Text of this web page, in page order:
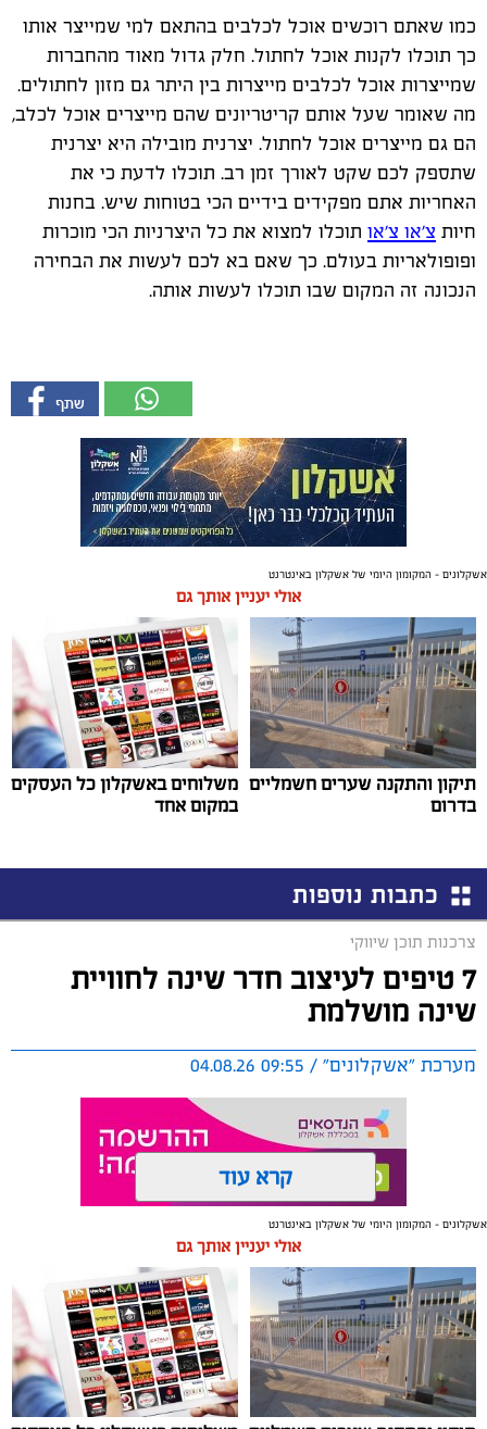
כמו שאתם רוכשים אוכל לכלבים בהתאם למי שמייצר אותו
כך תוכלו לקנות אוכל לחתול. חלק גדול מאוד מהחברות
שמייצרות אוכל לכלבים מייצרות בין היתר גם מזון לחתולים.
מה שאומר שעל אותם קריטריונים שהם מייצרים אוכל לכלב,
הם גם מייצרים אוכל לחתול. יצרנית מובילה היא יצרנית
שתספק לכם שקט לאורך זמן רב. תוכלו לדעת כי את
האחריות אתם מפקידים בידיים הכי בטוחות שיש. בחנות
חיות צ'או צ'או תוכלו למצוא את כל היצרניות הכי מוכרות
ופופולאריות בעולם. כך שאם בא לכם לעשות את הבחירה
הנכונה זה המקום שבו תוכלו לעשות אותה.
אשקלונים - המקומון היומי של אשקלון באינטרנט
אולי יעניין אותך גם
תיקון והתקנה שערים חשמליים
בדרום
משלוחים באשקלון כל העסקים
במקום אחד
כתבות נוספות
צרכנות תוכן שיווקי
7 טיפים לעיצוב חדר שינה לחוויית
שינה מושלמת
מערכת "אשקלונים" / 09:55 04.08.26
תגים:טקסטיל, חדר שינה, שינה
תכנון נכון של חדר השינה משפיע באופן ישיר על איכות
המנוחה, על רמות האנרגיה בבוקר ועל התחושה הכללית
בבית. בשנים האחרונות גוברת ההבנה שחדר השינה אינו רק
מקום שבו שמים את הראש בסוף היום, אלא מתחם שאמור
לספק שקט מנטלי ופיזי.
קרא עוד
אשקלונים - המקומון היומי של אשקלון באינטרנט
אולי יעניין אותך גם